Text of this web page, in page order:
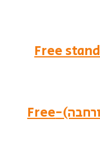
אמבטיה (קצרה, גבוהה ורחבה)-Free